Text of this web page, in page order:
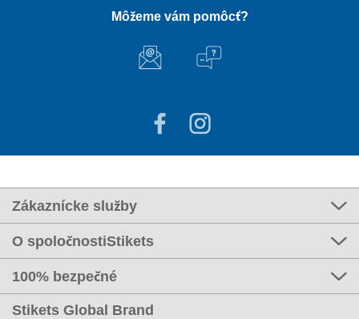
Môžeme vám pomôcť?
Zákaznícke služby
O spoločnostiStikets
100% bezpečné
Stikets Global Brand